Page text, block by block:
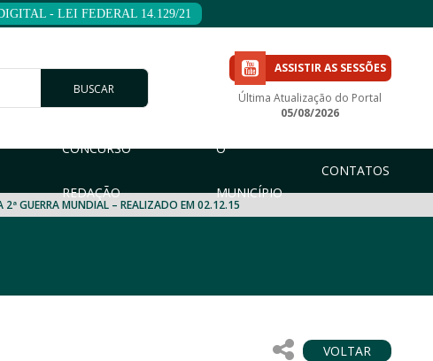
- LEI FEDERAL 14.129/21
BUSCAR
ASSISTIR AS SESSÕES
Última Atualização do Portal
05/08/2026
CONCURSO
REDAÇÃO
O
MUNICÍPIO
CONTATOS
2ª GUERRA MUNDIAL – REALIZADO EM 02.12.15
VOLTAR